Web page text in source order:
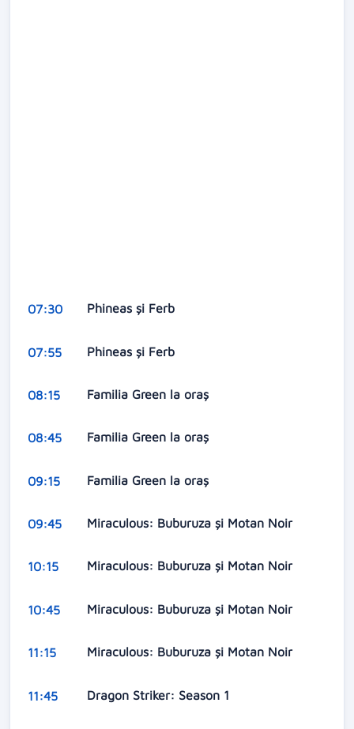
07:30 Phineas și Ferb
07:55 Phineas și Ferb
08:15 Familia Green la oraș
08:45 Familia Green la oraș
09:15 Familia Green la oraș
09:45 Miraculous: Buburuza și Motan Noir
10:15 Miraculous: Buburuza și Motan Noir
10:45 Miraculous: Buburuza și Motan Noir
11:15 Miraculous: Buburuza și Motan Noir
11:45 Dragon Striker: Season 1